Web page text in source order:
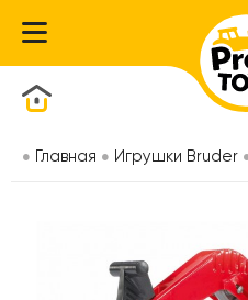
Главная Игрушки Bruder
Каталог товаров